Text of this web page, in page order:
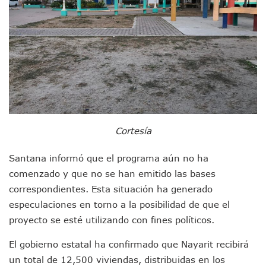
Vecinos De La Playita Reciben A Juan Carlos Castro
Asesinan En Oaxaca Al Periodista Francisco Alejandro
Detienen A Cuatro Hombres Armados En Bucerías;
Yussara Canales Pide Transparencia Sobre Nuevo
Adultos Mayores De Ixtapa Tendrán Una “Casa De Día”
Mujeres Recorren Calles De Ixtapa Para Identificar
Bruno Blancas Convoca A Mesa De Análisis Para La
CUCosta E IMSS Nayarit Avanzan En Acuerdos Para
Playa Las Cocinas: Retiran Concesión Y Anuncian Plan De
Por Desaparición Forzada, Expolicías De Nayarit
“El Mayo” Zambada Es Condenado A Morir En Prisión En
Orgullo Vallartense: Zhoemí Luévanos Competirá En El
Brigada Forense Brindará Atención A Familias De
Vecinos De Vallarta 500 Exponen Queja De Vialidades A
Pelea De Extranjera Durante Función De “La Odisea” En
Llegan Camiones “oruga” A Puerto Vallarta Con
Coordinan Operativo Para Las Tradicionales Paseadas
Cortesía
Santana informó que el programa aún no ha
comenzado y que no se han emitido las bases
correspondientes. Esta situación ha generado
especulaciones en torno a la posibilidad de que el
proyecto se esté utilizando con fines políticos.
El gobierno estatal ha confirmado que Nayarit recibirá
un total de 12,500 viviendas, distribuidas en los